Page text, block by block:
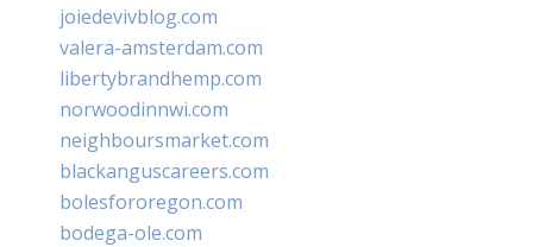
joiedevivblog.com
valera-amsterdam.com
libertybrandhemp.com
norwoodinnwi.com
neighboursmarket.com
blackanguscareers.com
bolesfororegon.com
bodega-ole.com